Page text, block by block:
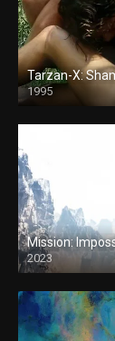
Tarzan-X:
1995
Mission:
2023